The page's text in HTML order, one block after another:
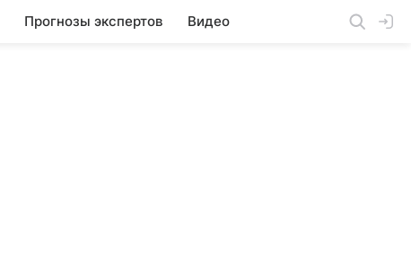
Прогнозы экспертов Видео